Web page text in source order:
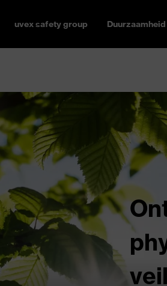
uvex safety group Duurzaamheid